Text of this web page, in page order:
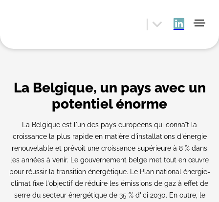
La Belgique, un pays avec un
potentiel énorme
La Belgique est l'un des pays européens qui connaît la
croissance la plus rapide en matière d'installations d'énergie
renouvelable et prévoit une croissance supérieure à 8 % dans
les années à venir. Le gouvernement belge met tout en œuvre
pour réussir la transition énergétique. Le Plan national énergie-
climat fixe l'objectif de réduire les émissions de gaz à effet de
serre du secteur énergétique de 35 % d'ici 2030. En outre, le